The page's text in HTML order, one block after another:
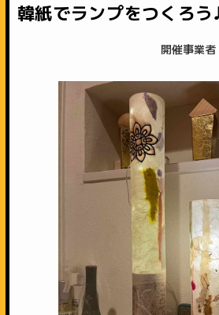
韓紙でランプをつくろう
開催事業